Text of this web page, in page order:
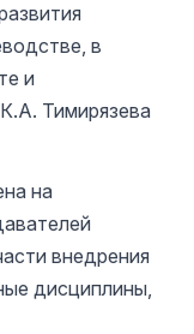
в
и
Тимирязева
на
внедрения
дисциплины,